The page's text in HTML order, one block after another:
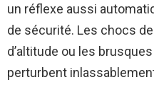
un réflexe aussi
de sécurité. Les chocs
d’altitude ou les
perturbent